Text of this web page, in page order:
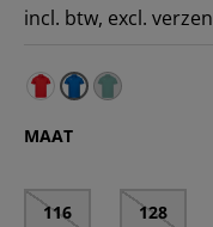
incl. btw, excl.
MAAT
116 128